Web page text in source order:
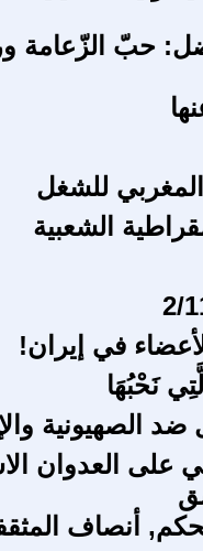
حبّ الزّعامة
الشعبية
نَحْبُهَا
ضد الصهيونية
على العدوان
أنصاف